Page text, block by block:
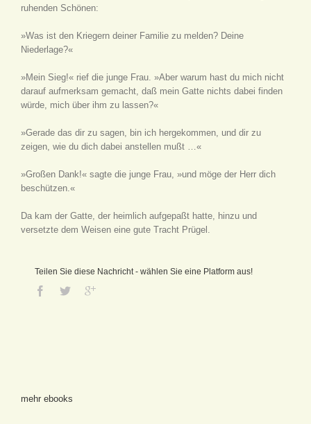
ruhenden Schönen:
»Was ist den Kriegern deiner Familie zu melden? Deine
Niederlage?«
»Mein Sieg!« rief die junge Frau. »Aber warum hast du mich nicht
darauf aufmerksam gemacht, daß mein Gatte nichts dabei finden
würde, mich über ihm zu lassen?«
»Gerade das dir zu sagen, bin ich hergekommen, und dir zu
zeigen, wie du dich dabei anstellen mußt …«
»Großen Dank!« sagte die junge Frau, »und möge der Herr dich
beschützen.«
Da kam der Gatte, der heimlich aufgepaßt hatte, hinzu und
versetzte dem Weisen eine gute Tracht Prügel.
Teilen Sie diese Nachricht - wählen Sie eine Platform aus!
mehr ebooks